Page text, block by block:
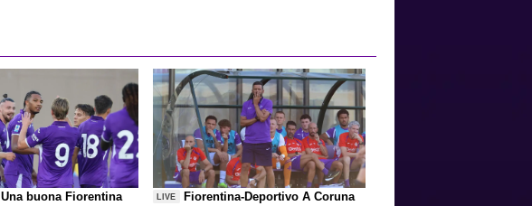
Una buona Fiorentina
LIVE
Fiorentina-Deportivo A Coruna